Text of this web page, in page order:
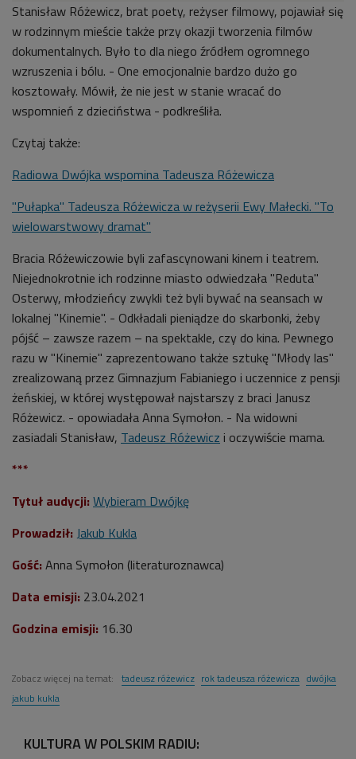
Stanisław Różewicz, brat poety, reżyser filmowy, pojawiał się
w rodzinnym mieście także przy okazji tworzenia filmów
dokumentalnych. Było to dla niego źródłem ogromnego
wzruszenia i bólu. - One emocjonalnie bardzo dużo go
kosztowały. Mówił, że nie jest w stanie wracać do
wspomnień z dzieciństwa - podkreśliła.
Czytaj także:
Radiowa Dwójka wspomina Tadeusza Różewicza
"Pułapka" Tadeusza Różewicza w reżyserii Ewy Małecki. "To
wielowarstwowy dramat"
Bracia Różewiczowie byli zafascynowani kinem i teatrem.
Niejednokrotnie ich rodzinne miasto odwiedzała "Reduta"
Osterwy, młodzieńcy zwykli też byli bywać na seansach w
lokalnej "Kinemie". - Odkładali pieniądze do skarbonki, żeby
pójść – zawsze razem – na spektakle, czy do kina. Pewnego
razu w "Kinemie" zaprezentowano także sztukę "Młody las"
zrealizowaną przez Gimnazjum Fabianiego i uczennice z pensji
żeńskiej, w której występował najstarszy z braci Janusz
Różewicz. - opowiadałaAnna Symołon. - Na widowni
zasiadali Stanisław, Tadeusz Różewicz i oczywiście mama.
***
Tytuł audycji: Wybieram Dwójkę
Prowadził: Jakub Kukla
Gość: Anna Symołon (literaturoznawca)
Data emisji: 23.04.2021
Godzina emisji: 16.30
Zobacz więcej na temat: tadeusz różewicz rok tadeusza różewicza dwójka
jakub kukla
KULTURA W POLSKIM RADIU: